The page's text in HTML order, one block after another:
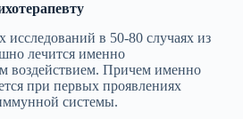
в 50-80 случаях из
лечится именно
воздействием. Причем именно
при первых проявлениях
системы.